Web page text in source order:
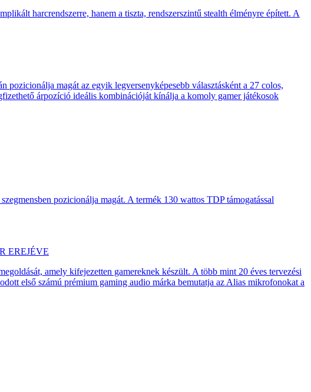
harcrendszerre, hanem a tiszta, rendszerszintű stealth élményre épített. A
magát az egyik legversenyképesebb választásként a 27 colos,
árpozíció ideális kombinációját kínálja a komoly gamer játékosok
pozicionálja magát. A termék 130 wattos TDP támogatással
EREJÉVE
amely kifejezetten gamereknek készült. A több mint 20 éves tervezési
első számú prémium gaming audio márka bemutatja az Alias mikrofonokat a